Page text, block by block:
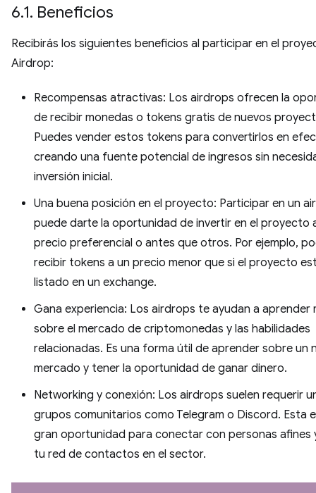
6.1. Beneficios
Recibirás los siguientes beneficios al participar en el
Airdrop:
Recompensas atractivas: Los airdrops ofrecen la
de recibir monedas o tokens gratis de nuevos
Puedes vender estos tokens para convertirlos en
creando una fuente potencial de ingresos sin
inversión inicial.
Una buena posición en el proyecto: Participar en un
puede darte la oportunidad de invertir en el proyecto
precio preferencial o antes que otros. Por ejemplo,
recibir tokens a un precio menor que si el proyecto
listado en un exchange.
Gana experiencia: Los airdrops te ayudan a aprender
sobre el mercado de criptomonedas y las habilidades
relacionadas. Es una forma útil de aprender sobre un
mercado y tener la oportunidad de ganar dinero.
Networking y conexión: Los airdrops suelen requerir
grupos comunitarios como Telegram o Discord. Esta
gran oportunidad para conectar con personas afines
tu red de contactos en el sector.